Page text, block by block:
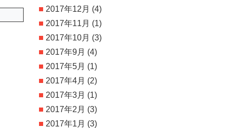
2017年12月 (4)
2017年11月 (1)
2017年10月 (3)
2017年9月 (4)
2017年5月 (1)
2017年4月 (2)
2017年3月 (1)
2017年2月 (3)
2017年1月 (3)